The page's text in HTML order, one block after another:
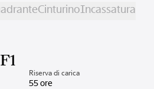
CinturinoIncassatura
Riserva di carica
55 ore